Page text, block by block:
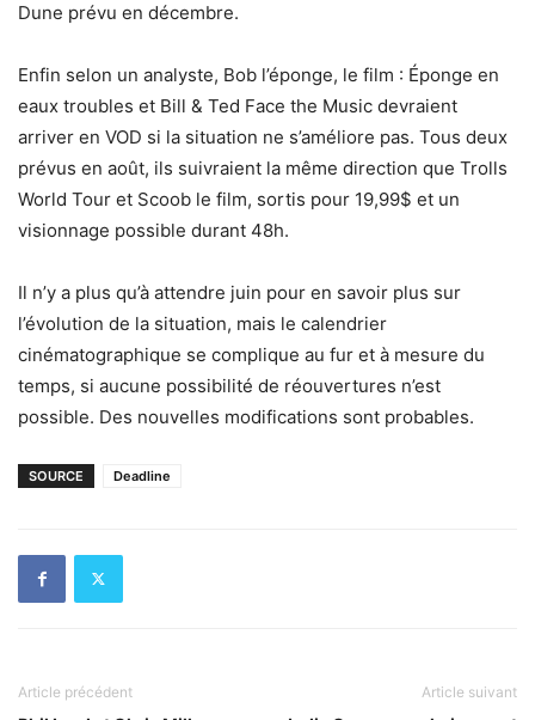
Dune prévu en décembre.
Enfin selon un analyste, Bob l’éponge, le film : Éponge en
eaux troubles et Bill & Ted Face the Music devraient
arriver en VOD si la situation ne s’améliore pas. Tous deux
prévus en août, ils suivraient la même direction que Trolls
World Tour et Scoob le film, sortis pour 19,99$ et un
visionnage possible durant 48h.
Il n’y a plus qu’à attendre juin pour en savoir plus sur
l’évolution de la situation, mais le calendrier
cinématographique se complique au fur et à mesure du
temps, si aucune possibilité de réouvertures n’est
possible. Des nouvelles modifications sont probables.
SOURCE Deadline
Article précédent Article suivant